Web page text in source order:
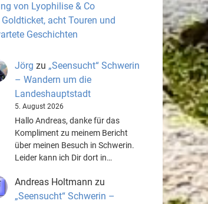
von Lyophilise & Co
Goldticket, acht Touren und
Geschichten
Jörg zu „Seensucht“ Schwerin
– Wandern um die
Landeshauptstadt
5. August 2026
Hallo Andreas, danke für das
Kompliment zu meinem Bericht
über meinen Besuch in Schwerin.
Leider kann ich Dir dort in…
Andreas Holtmann zu
„Seensucht“ Schwerin –